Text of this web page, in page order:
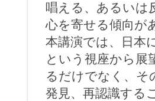
唱える、あるいは
心を寄せる傾向が
本講演では、日本
という視座から展
るだけでなく、そ
発見、再認識する